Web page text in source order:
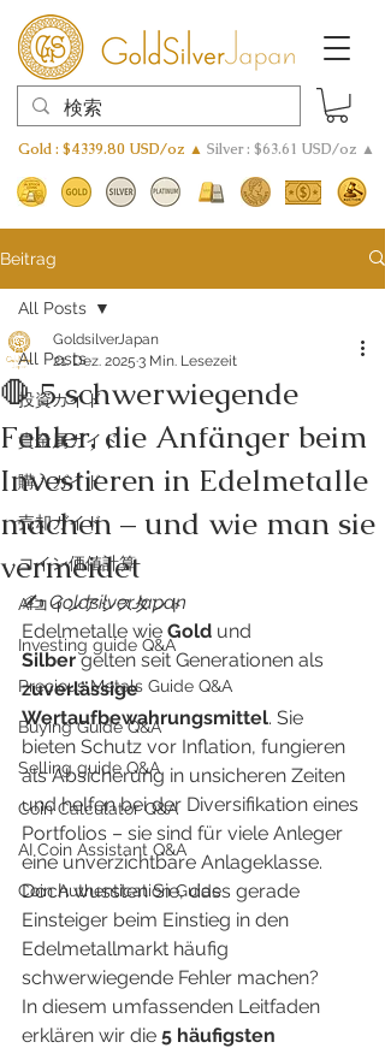
Gold : $4339.80 USD/oz ▲ Silver : $63.61 USD/oz ▲
Beitrag
All Posts
投資ガイド
貴金属ガイド
購入ガイド
売却ガイド
​コイン価値計算
AIコインアシスタント
Investing guide Q&A
Precious Metals Guide Q&A
Buying Guide Q&A
Selling guide Q&A
Coin Calculator Q&A
AI Coin Assistant Q&A
Coin Authentication Guide
All Posts
🛑 5 schwerwiegende
Fehler, die Anfänger beim
Investieren in Edelmetalle
machen – und wie man sie
vermeidet
GoldsilverJapan
21. Dez. 2025 3 Min. Lesezeit
✍️ GoldsilverJapan
Edelmetalle wie Gold und
Silber gelten seit Generationen als
zuverlässige
Wertaufbewahrungsmittel. Sie
bieten Schutz vor Inflation, fungieren
als Absicherung in unsicheren Zeiten
und helfen bei der Diversifikation eines
Portfolios – sie sind für viele Anleger
eine unverzichtbare Anlageklasse.
Doch wussten Sie, dass gerade
Einsteiger beim Einstieg in den
Edelmetallmarkt häufig
schwerwiegende Fehler machen?
In diesem umfassenden Leitfaden
erklären wir die 5 häufigsten